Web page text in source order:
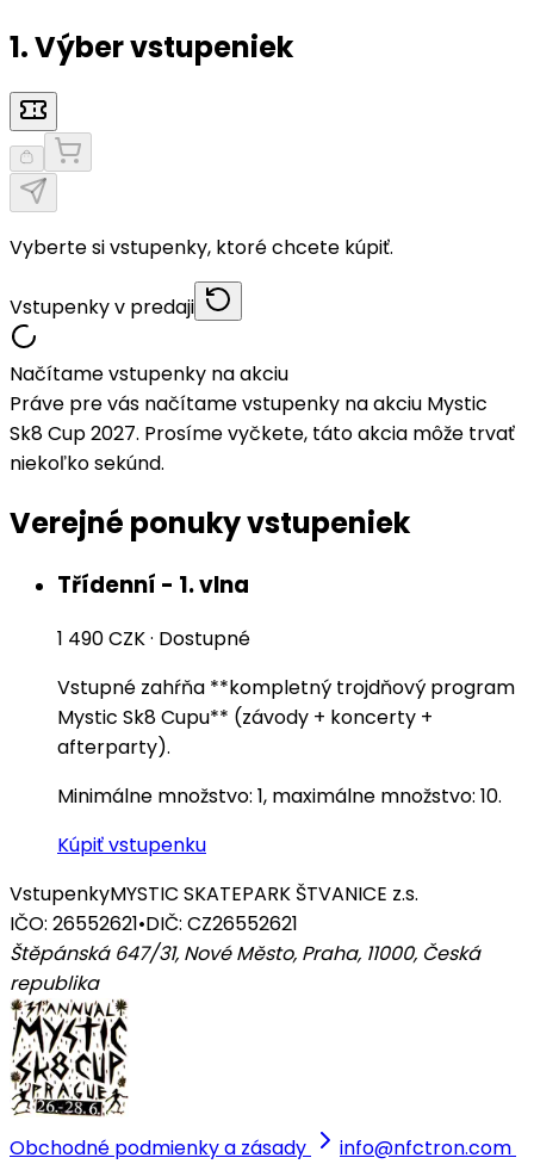
1. Výber vstupeniek
Vyberte si vstupenky, ktoré chcete kúpiť.
Vstupenky v predaji
Načítame vstupenky na akciu
Práve pre vás načítame vstupenky na akciu Mystic
Sk8 Cup 2027. Prosíme vyčkete, táto akcia môže trvať
niekoľko sekúnd.
Verejné ponuky vstupeniek
Třídenní - 1. vlna
1 490 CZK· Dostupné
Vstupné zahŕňa **kompletný trojdňový program
Mystic Sk8 Cupu** (závody + koncerty +
afterparty).
Minimálne množstvo: 1, maximálne množstvo: 10.
Kúpiť vstupenku
VstupenkyMYSTIC SKATEPARK ŠTVANICE z.s.
IČO: 26552621•DIČ: CZ26552621
Štěpánská 647/31, Nové Město, Praha, 11000, Česká
republika
Obchodné podmienky a zásady info@nfctron.com